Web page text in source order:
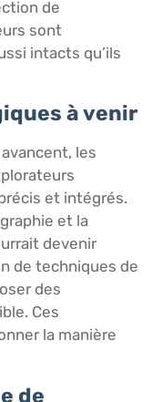
de
sont
intacts qu’ils
à venir
les
et intégrés.
et la
devenir
de techniques de
des
Ces
la manière
de